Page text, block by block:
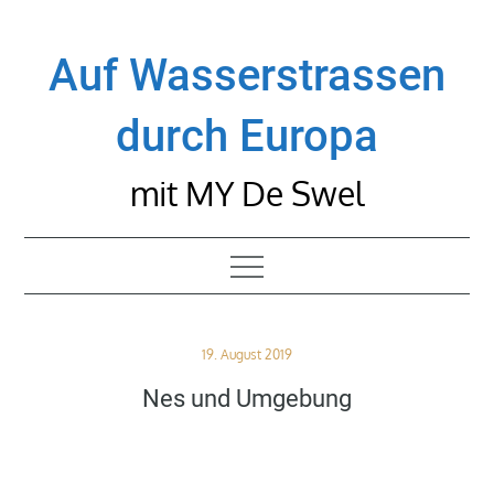
contentAuf Wasserstrassen
durch Europa
mit MY De Swel
Posted
19. August 2019
Nes und Umgebung